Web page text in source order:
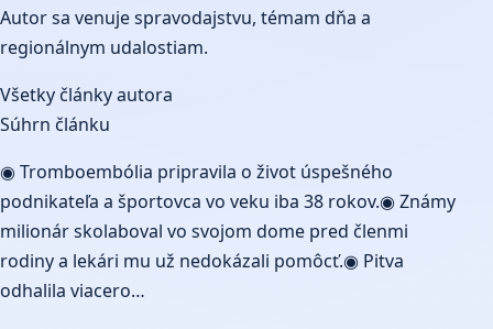
Autor sa venuje spravodajstvu, témam dňa a
regionálnym udalostiam.
Všetky články autora
Súhrn článku
◉ Tromboembólia pripravila o život úspešného
podnikateľa a športovca vo veku iba 38 rokov.◉ Známy
milionár skolaboval vo svojom dome pred členmi
rodiny a lekári mu už nedokázali pomôcť.◉ Pitva
odhalila viacero…